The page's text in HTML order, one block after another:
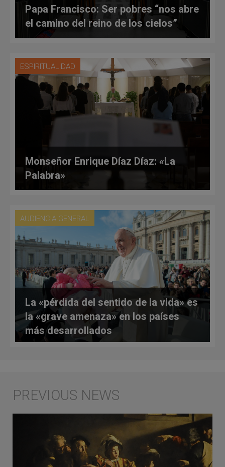
Papa Francisco: Ser pobres “nos abre
el camino del reino de los cielos”
ESPIRITUALIDAD
Monseñor Enrique Díaz Díaz: «La
Palabra»
AUDIENCIA GENERAL
La «pérdida del sentido de la vida» es
la «grave amenaza» en los países
más desarrollados